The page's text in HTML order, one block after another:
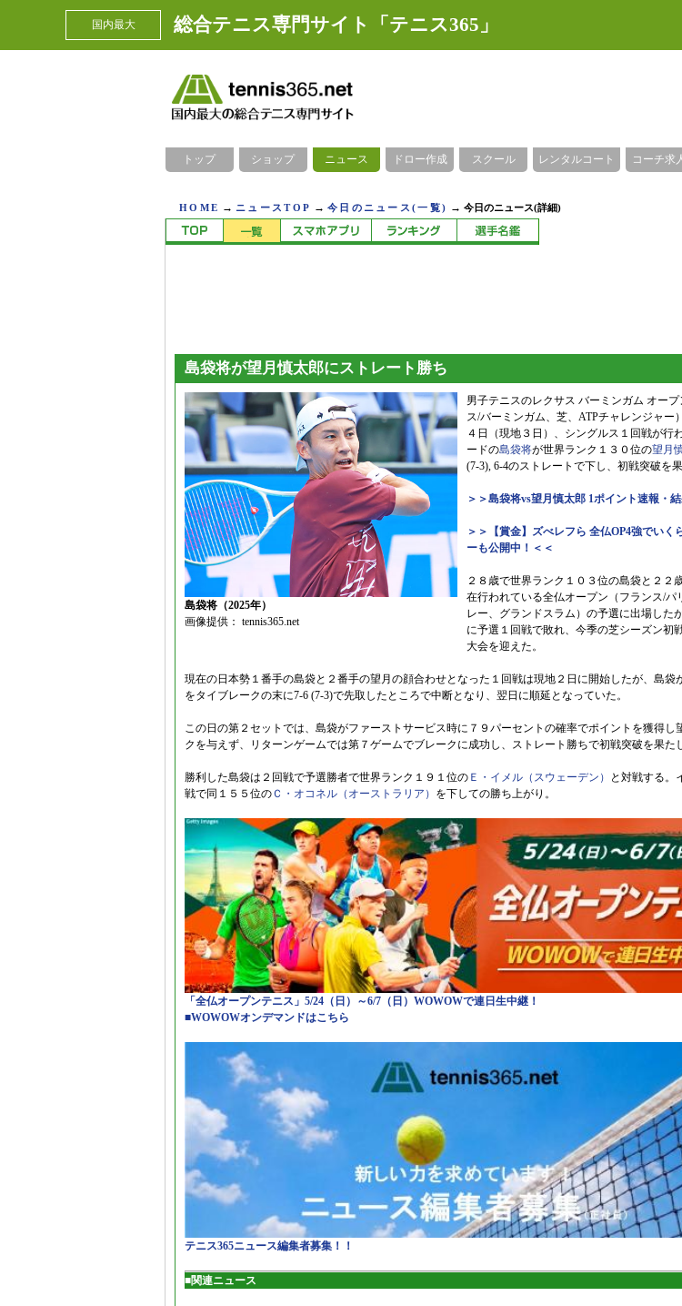
国内最大 総合テニス専門サイト「テニス365」
トップ ショップ ニュース ドロー作成 スクール レンタルコート コーチ求
HOME → ニュースTOP →今日のニュース(一覧) →今日のニュース(詳細)
島袋将が望月慎太郎にストレート勝ち
島袋将（2025年）
画像提供： tennis365.net
男子テニスのレクサス バーミンガム オープ
ス/バーミンガム、芝、ATPチャレンジャー
４日（現地３日）、シングルス１回戦が行
ードの島袋将が世界ランク１３０位の望月
(7-3), 6-4のストレートで下し、初戦突破を果
＞＞島袋将vs望月慎太郎 1ポイント速報・
＞＞【賞金】ズべレフら 全仏OP4強でいく
ーも公開中！＜＜
２８歳で世界ランク１０３位の島袋と２２
在行われている全仏オープン（フランス/パ
レー、グランドスラム）の予選に出場した
に予選１回戦で敗れ、今季の芝シーズン初
大会を迎えた。
現在の日本勢１番手の島袋と２番手の望月の顔合わせとなった１回戦は現地２日に開始したが、島袋
をタイブレークの末に7-6 (7-3)で先取したところで中断となり、翌日に順延となっていた。
この日の第２セットでは、島袋がファーストサービス時に７９パーセントの確率でポイントを獲得し
クを与えず、リターンゲームでは第７ゲームでブレークに成功し、ストレート勝ちで初戦突破を果た
勝利した島袋は２回戦で予選勝者で世界ランク１９１位の Ｅ・イメル（スウェーデン）
と対戦する。
戦で同１５５位のＣ・オコネル（オーストラリア） を下しての勝ち上がり。
「全仏オープンテニス」5/24（日）～6/7（日）WOWOWで連日生中継！
■WOWOWオンデマンドはこちら
テニス365ニュース編集者募集！！
■関連ニュース